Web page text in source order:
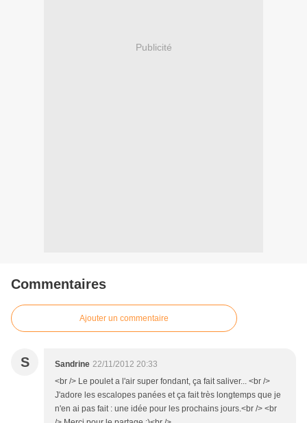
Publicité
Commentaires
Ajouter un commentaire
S Sandrine 22/11/2012 20:33
<br /> Le poulet a l'air super fondant, ça fait saliver... <br />
J'adore les escalopes panées et ça fait très longtemps que je
n'en ai pas fait : une idée pour les prochains jours.<br /> <br